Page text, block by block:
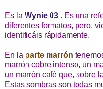
Es la Wynie 03 . Es una
diferentes formatos, pero,
identificáis rápidamente.
En la parte marrón
marrón cobre intenso, un
un marrón café que, sobre
Estas sombras son todas